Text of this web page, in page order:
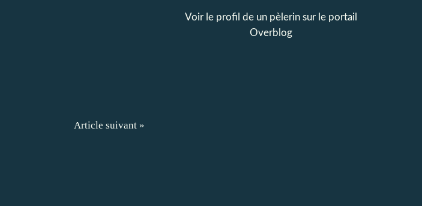
Article suivant »
Voir le profil de un pèlerinsur le portail
Overblog